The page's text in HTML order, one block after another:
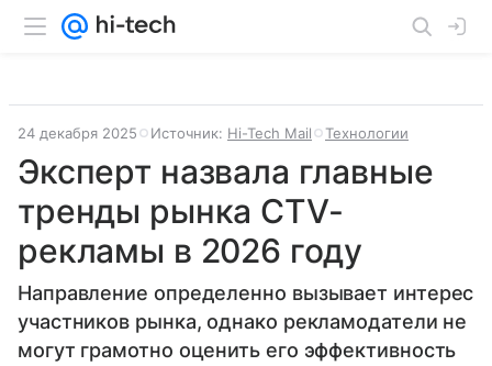
24 декабря 2025 Источник: Hi-Tech Mail Технологии
Эксперт назвала главные
тренды рынка CTV-
рекламы в 2026 году
Направление определенно вызывает интерес
участников рынка, однако рекламодатели не
могут грамотно оценить его эффективность